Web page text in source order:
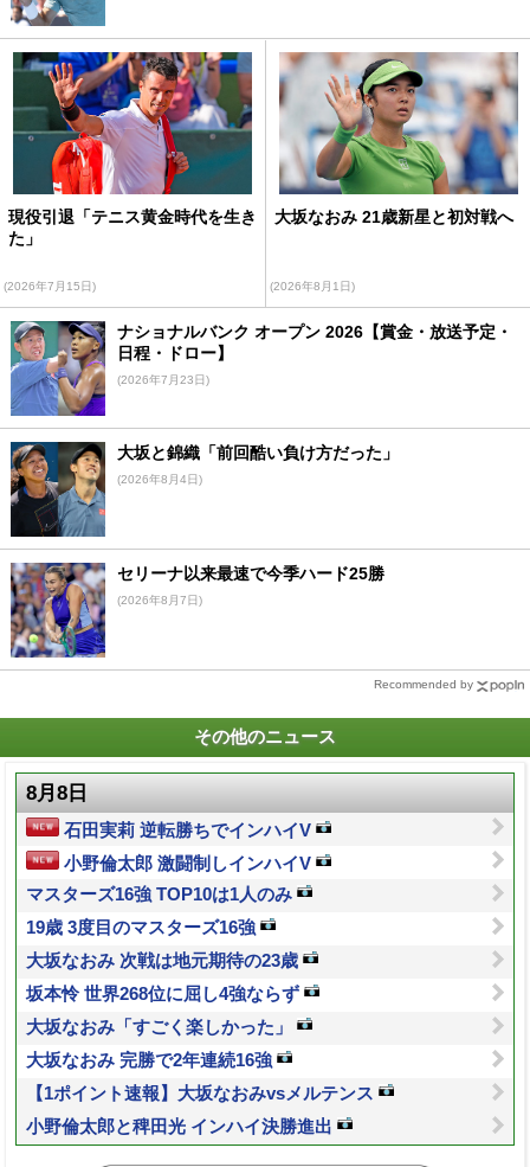
現役引退「テニス黄金時代を生き
た」
(2026年7月15日)
大坂なおみ 21歳新星と初対戦へ
(2026年8月1日)
ナショナルバンク オープン 2026【賞金・放送予定・
日程・ドロー】
(2026年7月23日)
大坂と錦織「前回酷い負け方だった」
(2026年8月4日)
セリーナ以来最速で今季ハード25勝
(2026年8月7日)
Recommended by
その他のニュース
8月8日
石田実莉 逆転勝ちでインハイV
小野倫太郎 激闘制しインハイV
マスターズ16強 TOP10は1人のみ
19歳 3度目のマスターズ16強
大坂なおみ 次戦は地元期待の23歳
坂本怜 世界268位に屈し4強ならず
大坂なおみ「すごく楽しかった」
大坂なおみ 完勝で2年連続16強
【1ポイント速報】大坂なおみvsメルテンス
小野倫太郎と稗田光 インハイ決勝進出